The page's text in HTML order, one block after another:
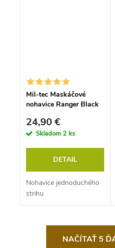
Mil-tec Maskáčové
nohavice Ranger Black
24,90 €
Skladom 2 ks
DETAIL
Nohavice jednoduchého
strihu
NAČÍTAŤ 5